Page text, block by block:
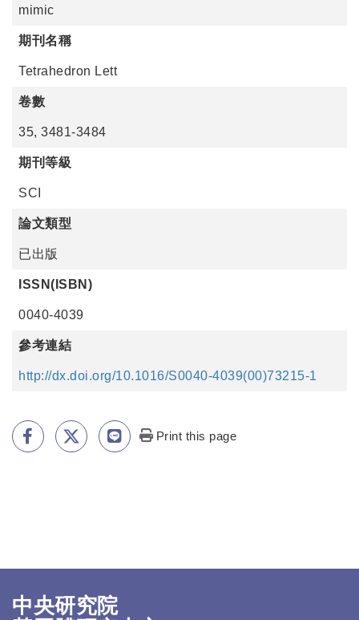
mimic
期刊名稱
Tetrahedron Lett
卷數
35, 3481-3484
期刊等級
SCI
論文類型
已出版
ISSN(ISBN)
0040-4039
參考連結
http://dx.doi.org/10.1016/S0040-4039(00)73215-1
Print this page
中央研究院